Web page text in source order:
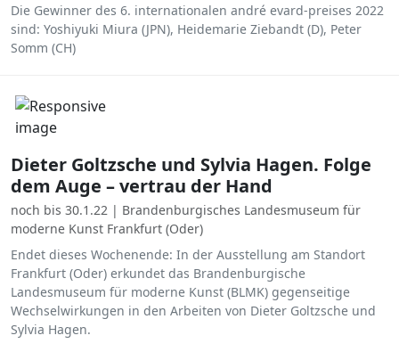
Die Gewinner des 6. internationalen andré evard-preises 2022
sind: Yoshiyuki Miura (JPN), Heidemarie Ziebandt (D), Peter
Somm (CH)
Dieter Goltzsche und Sylvia Hagen. Folge
dem Auge – vertrau der Hand
noch bis 30.1.22 | Brandenburgisches Landesmuseum für
moderne Kunst Frankfurt (Oder)
Endet dieses Wochenende: In der Ausstellung am Standort
Frankfurt (Oder) erkundet das Brandenburgische
Landesmuseum für moderne Kunst (BLMK) gegenseitige
Wechselwirkungen in den Arbeiten von Dieter Goltzsche und
Sylvia Hagen.